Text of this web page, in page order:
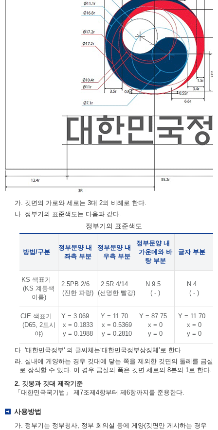
가. 깃면의 가로와 세로는 3대 2의 비례로 한다.
나. 정부기의 표준색도는 다음과 같다.
정부기의 표준색도
방법/구분
정부문양 내
좌측 부분
정부문양 내
우측 부분
정부문양 내
가운데와 바
탕 부분
글자 부분
KS 색표기
(KS 계통색
이름)
2.5PB 2/6
(진한 파랑)
2.5R 4/14
(선명한 빨강)
N 9.5
( - )
N 4
( - )
CIE 색표기
(D65, 2도시
야)
Y = 3.069
x = 0.1833
y = 0.1988
Y = 11.70
x = 0.5369
y = 0.2810
Y = 87.75
x = 0
y = 0
Y = 11.70
x = 0
y = 0
다. '대한민국정부' 의 글씨체는‘대한민국정부상징체’로 한다.
라. 실내에 게양하는 경우 깃대에 닿는 쪽을 제외한 깃면의 둘레를 금실
로 장식할 수 있다. 이 경우 금실의 폭은 깃면 세로의 8분의 1로 한다.
2. 깃봉과 깃대 제작기준
「대한민국국기법」 제7조제4항부터 제6항까지를 준용한다.
사용방법
가. 정부기는 정부청사, 정부 회의실 등에 게양(깃면만 게시하는 경우